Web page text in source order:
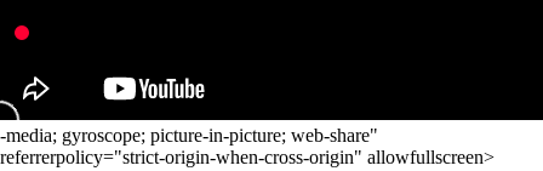
-media; gyroscope; picture-in-picture; web-share"
referrerpolicy="strict-origin-when-cross-origin" allowfullscreen>